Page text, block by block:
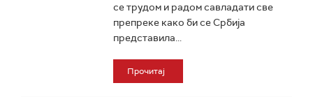
се трудом и радом савладати све
препреке како би се Србија
представила...
Прочитај